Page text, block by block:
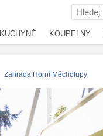
KUCHYNĚ KOUPELNY
Zahrada Horní Měcholupy